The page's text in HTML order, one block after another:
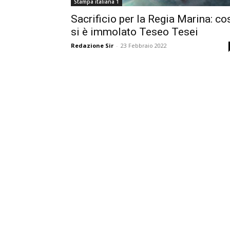
Stampa italiana 1
Sacrificio per la Regia Marina:
si è immolato Teseo Tesei
Redazione Sir - 23 Febbraio 2022